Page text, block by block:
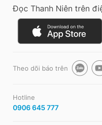
Đọc Thanh Niên trên
Theo dõi báo trên
Hotline
0906 645 777